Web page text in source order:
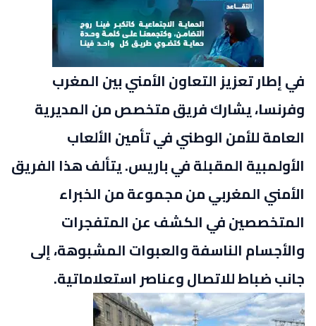
في إطار تعزيز التعاون الأمني بين المغرب
وفرنسا، يشارك فريق متخصص من المديرية
العامة للأمن الوطني في تأمين الألعاب
الأولمبية المقبلة في باريس. يتألف هذا الفريق
الأمني المغربي من مجموعة من الخبراء
المتخصصين في الكشف عن المتفجرات
والأجسام الناسفة والعبوات المشبوهة، إلى
جانب ضباط للاتصال وعناصر استعلاماتية.